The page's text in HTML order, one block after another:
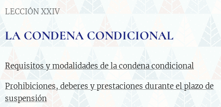
LECCIÓN XXIV
LA CONDENA CONDICIONAL
Requisitos y modalidades de la condena condicional
Prohibiciones, deberes y prestaciones durante el plazo de
suspensión